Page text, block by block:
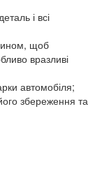
і всі
щоб
вразливі
автомобіля;
збереження та